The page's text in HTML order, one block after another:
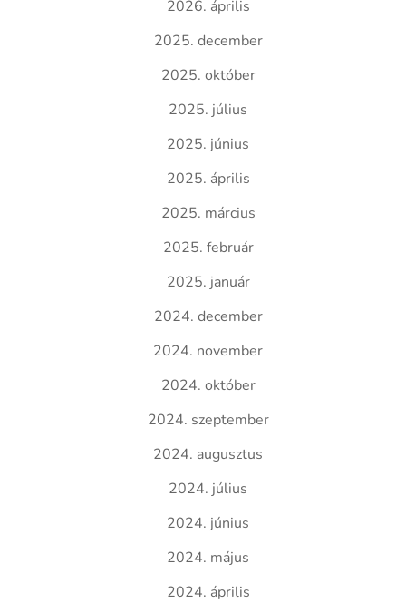
2026. április
2025. december
2025. október
2025. július
2025. június
2025. április
2025. március
2025. február
2025. január
2024. december
2024. november
2024. október
2024. szeptember
2024. augusztus
2024. július
2024. június
2024. május
2024. április